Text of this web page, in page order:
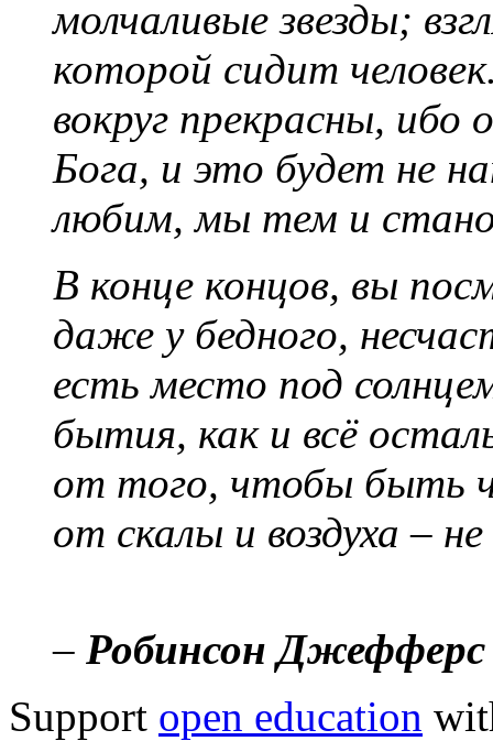
молчаливые звезды;
которой сидит
вокруг прекрасны,
Бога, и это будет не
любим, мы тем и
В конце концов, вы
даже у бедного,
есть место под
бытия, как и всё
от того, чтобы быть
от скалы и воздуха –
– Робинсон Джефферс
Support open education